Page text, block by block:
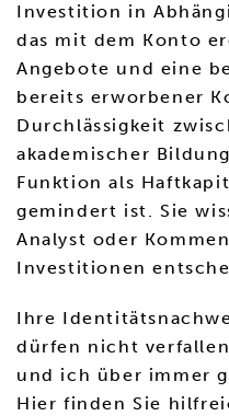
Investition in
das mit dem Konto
Angebote und eine
bereits erworbener
Durchlässigkeit
akademischer
Funktion als
gemindert ist. Sie
Analyst oder
Investitionen
Ihre
dürfen nicht
und ich über immer
Hier finden Sie